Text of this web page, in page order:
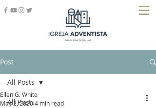
Post
All Posts
All Posts
Ellen G. White
May 2, 20204 min read